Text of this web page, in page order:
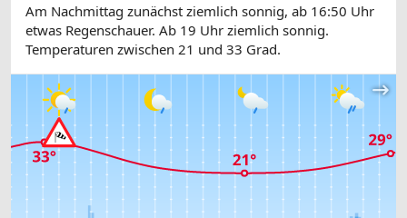
Am Nachmittag zunächst ziemlich sonnig, ab 16:50 Uhr
etwas Regenschauer. Ab 19 Uhr ziemlich sonnig.
Temperaturen zwischen 21 und 33 Grad.